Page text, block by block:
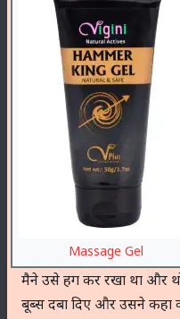
Massage Gel
मैने उसे हग कर रखा था और
बूब्स दबा दिए और उसने कहा